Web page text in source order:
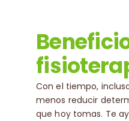
Con el tiempo,
menos reducir
que hoy tomas. Te